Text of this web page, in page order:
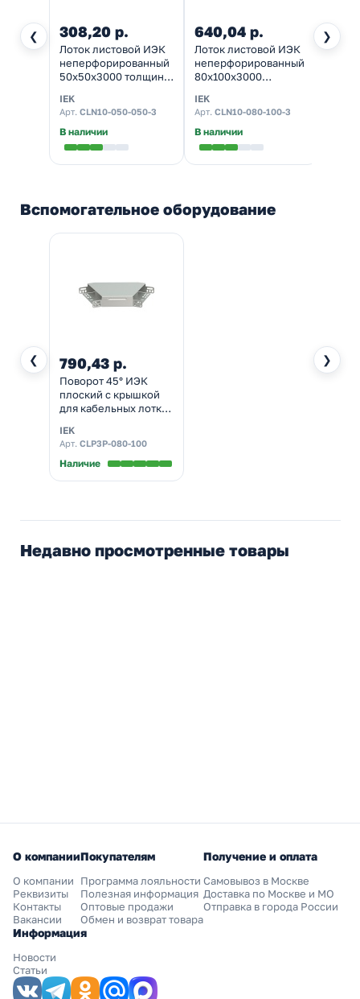
❮ ❯
308,20 р.
Лоток листовой ИЭК
неперфорированный
50х50х3000 толщина
IEK
Арт. CLN10-050-050-3
В наличии
640,04 р.
Лоток листовой ИЭК
неперфорированный
80х100х3000
мм
IEK
Арт. CLN10-080-100-3
В наличии
Вспомогательное оборудование
❮ ❯
790,43 р.
Поворот 45° ИЭК
плоский с крышкой
для кабельных лотков
IEK
Арт. CLP3P-080-100
Наличие
Недавно просмотренные товары
О компании
О компании
Реквизиты
Контакты
Вакансии
Покупателям
Программа лояльности
Полезная информация
Оптовые продажи
Обмен и возврат товара
Получение и оплата
Самовывоз в Москве
Доставка по Москве и МО
Отправка в города России
Информация
Новости
Статьи